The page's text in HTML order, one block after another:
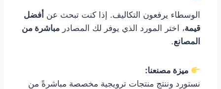
الوسطاء يرفعون التكاليف. إذا كنت تبحث عن أفضل
قيمة، اختر المورد الذي يوفر لك المصادر مباشرة من
المصانع.
ميزة مصنعنا:
نستورد وننتج منتجات ترويجية مخصصة مباشرةً من